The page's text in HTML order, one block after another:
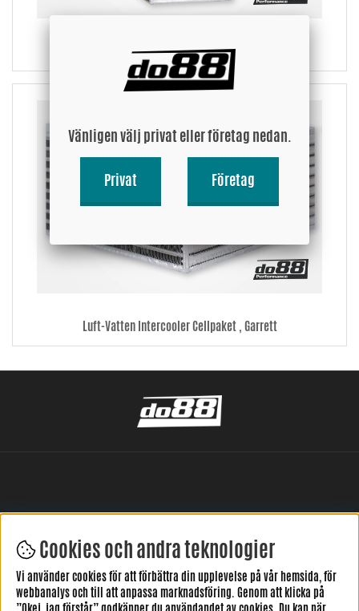
kylarean, vikten och tryckfallet över cellpaketet. Kylflänsarna som används
Varje cellpaket är av Garrett klassat för till en viss effektnivå för att göra
det enkelt för dig att välja rätt cellpaket till ditt projekt.
Luft-Luft Intercooler Cellpaket, Garrett
Luft-Vatten Intercooler Cellpaket , Garrett
LÄMNA DIN RECENSION HÄR
Cookies och andra teknologier
Vi använder cookies för att förbättra din upplevelse på vår hemsida, för
webbanalys och till att anpassa marknadsföring. Genom att klicka på
Vänligen välj privat eller företag nedan.
Privat Företag